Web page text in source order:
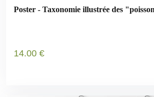
Poster - Taxonomie illustrée des
14.00 €